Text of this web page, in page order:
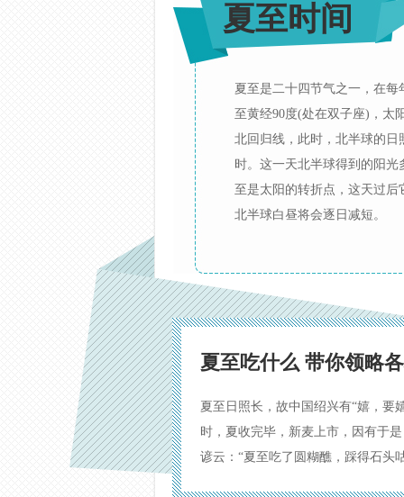
夏至时间
夏至是二十四节气之一，在每
至黄经90度(处在双子座)，太
北回归线，此时，北半球的日
时。这一天北半球得到的阳
至是太阳的转折点，这天过后
北半球白昼将会逐日减短。
夏至吃什么 带你领略
夏至日照长，故中国绍兴有“嬉，要
时，夏收完毕，新麦上市，因有于
谚云：“夏至吃了圆糊醮，踩得石头